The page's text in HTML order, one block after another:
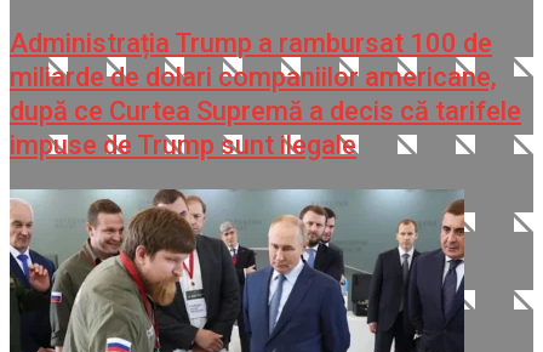
Administrația Trump a rambursat 100 de
miliarde de dolari companiilor americane,
după ce Curtea Supremă a decis că tarifele
impuse de Trump sunt ilegale